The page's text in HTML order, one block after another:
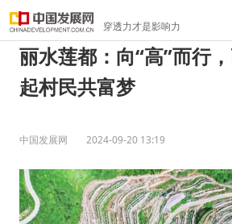
穿透力才是影响力
丽水莲都：向“高”而行
起村民共富梦
中国发展网 2024-09-20 13:19